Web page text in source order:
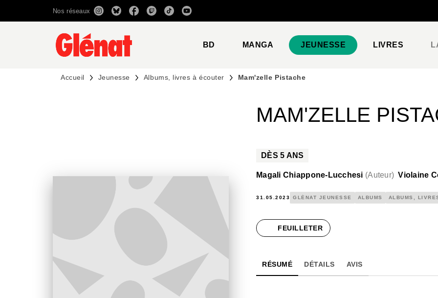
RECHERCHE CONTENU
Nos réseaux
BD MANGA JEUNESSE LIVRES
Accueil Jeunesse Albums, livres à écouter Mam'zelle Pistache
MAM'ZELLE
DÈS5 ANS
Magali Chiappone-Lucchesi (Auteur) Violaine
31.05.2023 GLÉNAT JEUNESSE ALBUMS ALBUMS,
FEUILLETER
RÉSUMÉ DÉTAILS AVIS